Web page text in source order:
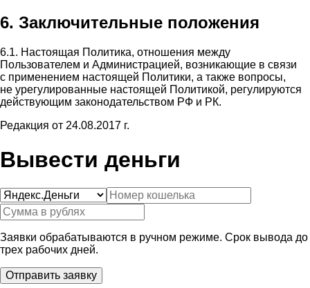
6. Заключительные положения
6.1. Настоящая Политика, отношения между
Пользователем и Администрацией, возникающие в связи
с применением настоящей Политики, а также вопросы,
не урегулированные настоящей Политикой, регулируются
действующим законодательством РФ и РК.
Редакция от 24.08.2017 г.
Вывести деньги
Заявки обрабатываются в ручном режиме. Срок вывода до
трех рабочих дней.